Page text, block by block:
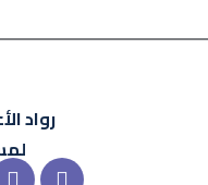
رواد